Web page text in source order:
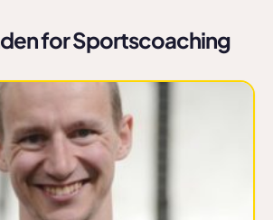
for Sportscoaching